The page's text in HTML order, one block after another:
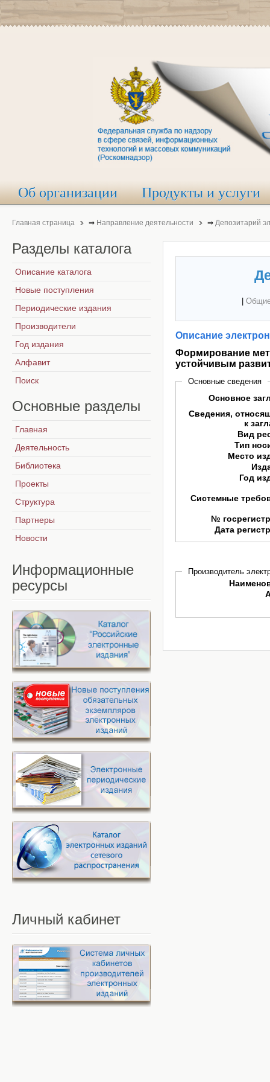
Об организации Продукты и услуги
Главная страница ⇒ Направление деятельности ⇒ Депозитарий
Описание
Формирование
устойчивым
Основные сведения
Основное
Сведения,
к
Вид
Тип
Место
Год
Системные
№
Дата
Производитель
Разделы каталога
Описание каталога
Новые поступления
Периодические издания
Производители
Год издания
Алфавит
Поиск
Основные разделы
Главная
Деятельность
Библиотека
Проекты
Структура
Партнеры
Новости
Информационные
ресурсы
Личный кабинет